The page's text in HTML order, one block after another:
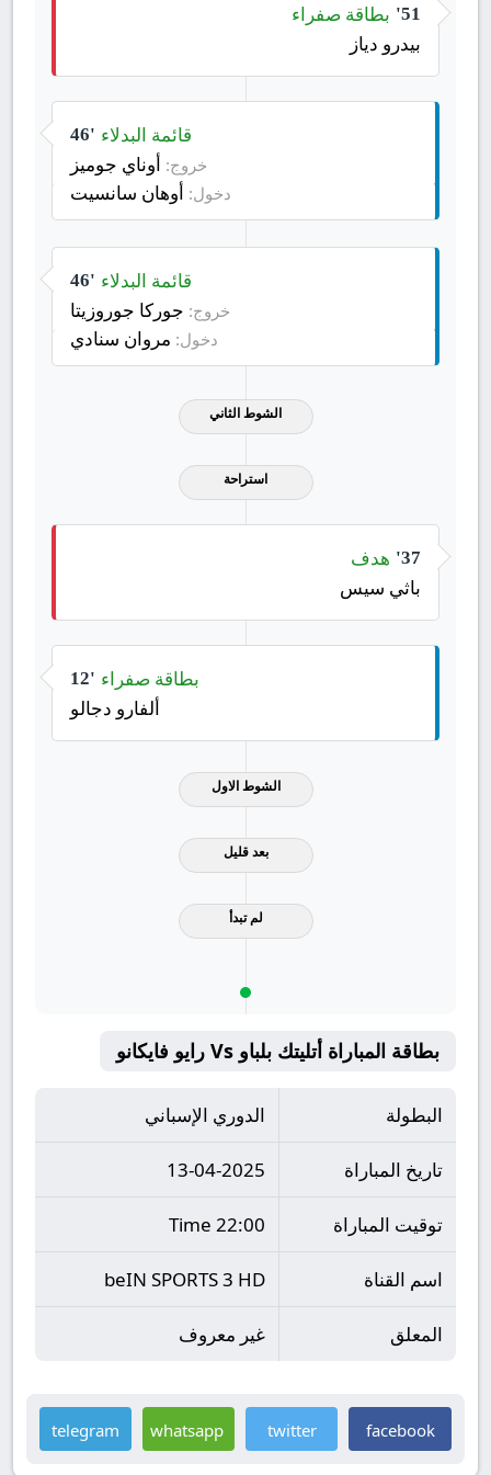
51' بطاقة صفراء
بيدرو دياز
46' قائمة البدلاء
خروج: أوناي جوميز
دخول: أوهان سانسيت
46' قائمة البدلاء
خروج: جوركا جوروزيتا
دخول: مروان سنادي
الشوط الثاني
استراحة
37' هدف
باثي سيس
12' بطاقة صفراء
ألفارو دجالو
الشوط الاول
بعد قليل
لم تبدأ
بطاقة المباراة أتليتك بلباو Vs رايو فايكانو
البطولة الدوري الإسباني
تاريخ المباراة 13-04-2025
توقيت المباراة 22:00 Time
اسم القناة beIN SPORTS 3 HD
المعلق غير معروف
facebook
twitter
whatsapp
telegram